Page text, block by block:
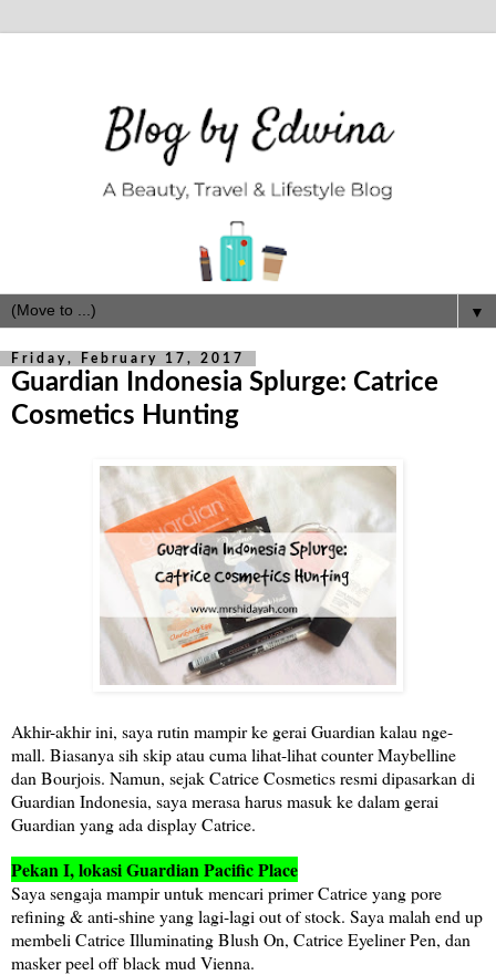
▼
Friday, February 17, 2017
Guardian Indonesia Splurge: Catrice
Cosmetics Hunting
Akhir-akhir ini, saya rutin mampir ke gerai Guardian kalau nge-
mall. Biasanya sih skip atau cuma lihat-lihat counter Maybelline
dan Bourjois. Namun, sejak Catrice Cosmetics resmi dipasarkan di
Guardian Indonesia, saya merasa harus masuk ke dalam gerai
Guardian yang ada display Catrice.
Pekan I, lokasi Guardian Pacific Place
Saya sengaja mampir untuk mencari primer Catrice yang pore
refining & anti-shine yang lagi-lagi out of stock. Saya malah end up
membeli Catrice Illuminating Blush On, Catrice Eyeliner Pen, dan
masker peel off black mud Vienna.